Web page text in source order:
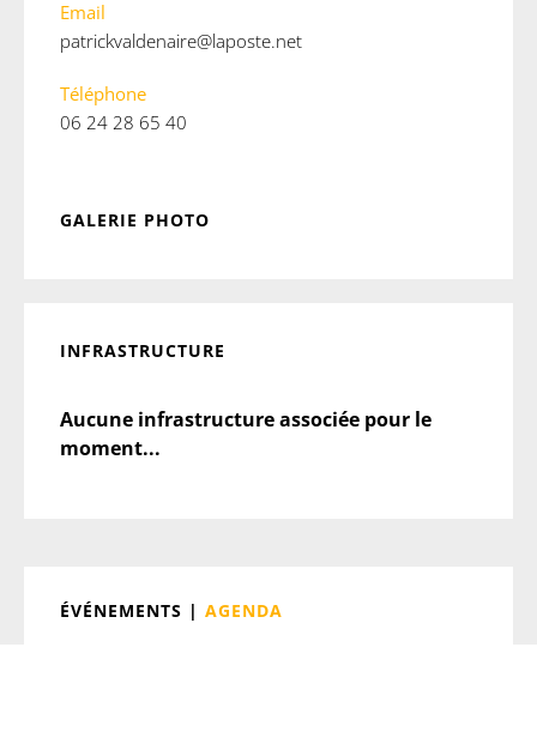
Email
patrickvaldenaire@laposte.net
Téléphone
06 24 28 65 40
GALERIE PHOTO
INFRASTRUCTURE
Aucune infrastructure associée pour le
moment...
ÉVÉNEMENTS | AGENDA